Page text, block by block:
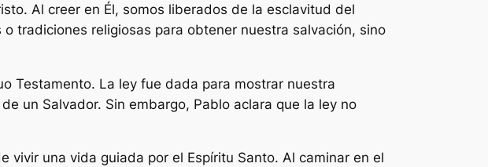
Al creer en Él, somos liberados de la esclavitud del
tradiciones religiosas para obtener nuestra salvación, sino
Testamento. La ley fue dada para mostrar nuestra
un Salvador. Sin embargo, Pablo aclara que la ley no
vivir una vida guiada por el Espíritu Santo. Al caminar en el